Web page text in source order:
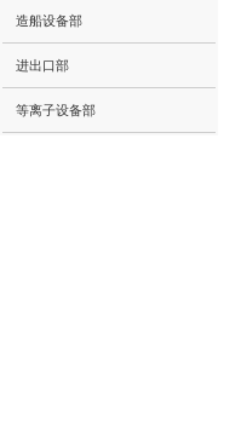
造船设备部
进出口部
等离子设备部